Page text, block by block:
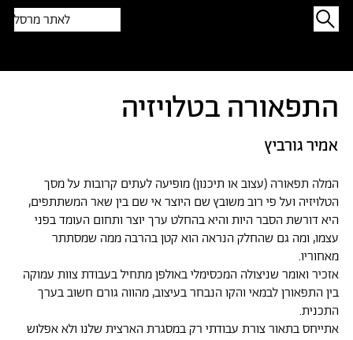
לאתר מרסל
המלה תפאורה (עצוב או תיכנון) מופיעה לעתים קרובות על מסך
הטלויזיה ועל פי רוב משובץ שם היוצר אי שם בין שאר המשתתפים,
היא דורשת הסבר היות והיא בהחלט ערך יוצר ותחום העומד בפני
עצמו, ומה גם שהחלק הנראה הוא קטן בהרבה ממה שמסתתר
מאחוריו.
אזכיר ואומר שניצולה המכסימלי באולפן מתחיל בעבודת צוות עמוקה
בין התפאורן לבמאי והקו הנבחר בעיצוב, מהווה גורם חשוב בערך
התכנית.
אתייחס בתאור צורת עבודתי רק במסגרת הארצית שלנו ולא אפלוש
התפאורה בטלויזיה
אמיר גורביץ